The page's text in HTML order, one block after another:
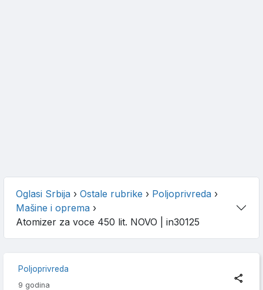
Oglasi Srbija › Ostale rubrike › Poljoprivreda ›
Mašine i oprema ›
Atomizer za voce 450 lit. NOVO | in30125
Poljoprivreda
9 godina